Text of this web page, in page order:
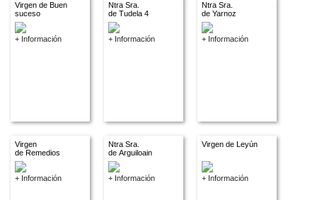
Virgen de Buen
suceso
+ Información
Ntra Sra.
de Tudela 4
+ Información
Ntra Sra.
de Yarnoz
+ Información
Virgen
de Remedios
+ Información
Ntra Sra.
de Arguiloain
+ Información
Virgen de Leyún
+ Información